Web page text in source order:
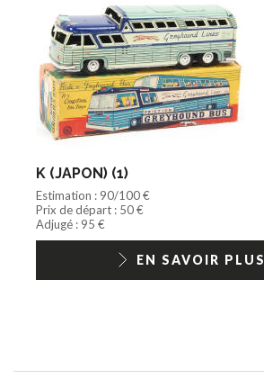
K (JAPON) (1)
Estimation : 90/100 €
Prix de départ : 50 €
Adjugé : 95 €
EN SAVOIR PLUS